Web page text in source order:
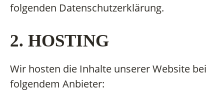
folgenden Datenschutzerklärung.
2. HOSTING
Wir hosten die Inhalte unserer Website bei
folgendem Anbieter: